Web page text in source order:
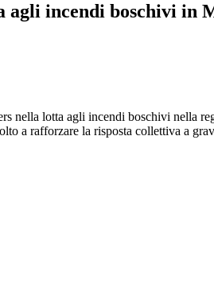
agli incendi boschivi in
nella lotta agli incendi boschivi nella
a rafforzare la risposta collettiva a